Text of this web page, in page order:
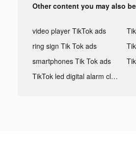
Other content you may also
video player TikTok ads
ring sign Tik Tok ads
smartphones Tik Tok ads
TikTok led digital alarm clock ads